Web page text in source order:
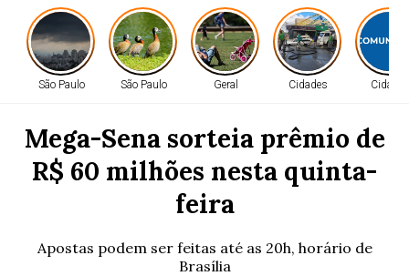
São Paulo São Paulo Geral Cidades Cidades
Mega-Sena sorteia prêmio de
R$ 60 milhões nesta quinta-
feira
Apostas podem ser feitas até as 20h, horário de
Brasília